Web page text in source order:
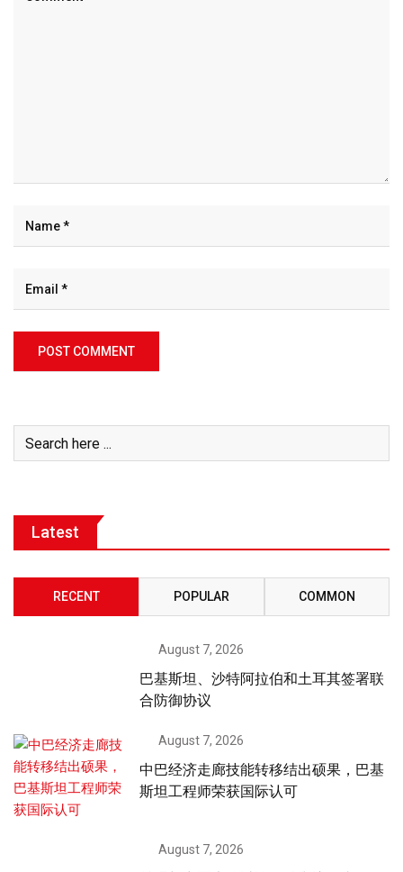
Latest
RECENT POPULAR COMMON
August 7, 2026
巴基斯坦、沙特阿拉伯和土耳其签署联
合防御协议
August 7, 2026
中巴经济走廊技能转移结出硕果，巴基
斯坦工程师荣获国际认可
August 7, 2026